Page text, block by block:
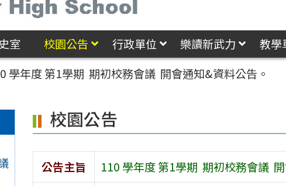
室 校園公告 行政單位 樂讀新武力 教學
學年度 第1學期 期初校務會議 開會通知&資料公告。
校園公告
公告主旨
110 學年度 第1學期 期初校務會議